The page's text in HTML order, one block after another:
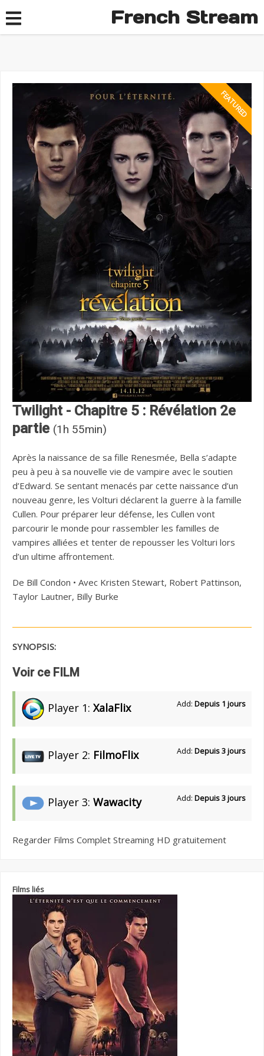
French Stream
Twilight - Chapitre 5 : Révélation 2e
partie (1h 55min)
Après la naissance de sa fille Renesmée, Bella s’adapte
peu à peu à sa nouvelle vie de vampire avec le soutien
d’Edward. Se sentant menacés par cette naissance d’un
nouveau genre, les Volturi déclarent la guerre à la famille
Cullen. Pour préparer leur défense, les Cullen vont
parcourir le monde pour rassembler les familles de
vampires alliées et tenter de repousser les Volturi lors
d’un ultime affrontement.
De Bill Condon • Avec Kristen Stewart, Robert Pattinson,
Taylor Lautner, Billy Burke
SYNOPSIS:
Voir ce FILM
Player 1: XalaFlix Add: Depuis 1 jours
Player 2: FilmoFlix Add: Depuis 3 jours
Player 3: Wawacity Add: Depuis 3 jours
Regarder Films Complet Streaming HD gratuitement
Films liés